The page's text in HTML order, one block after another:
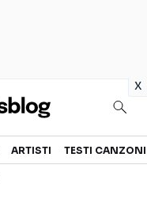
x
ARTISTI TESTI CANZONI